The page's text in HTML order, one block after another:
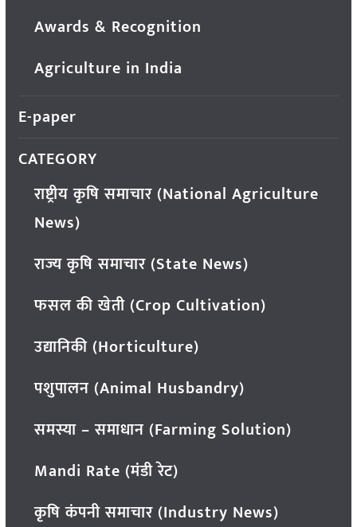
Awards & Recognition
Agriculture in India
E-paper
CATEGORY
राष्ट्रीय कृषि समाचार (National Agriculture
News)
राज्य कृषि समाचार (State News)
फसल की खेती (Crop Cultivation)
उद्यानिकी (Horticulture)
पशुपालन (Animal Husbandry)
समस्या – समाधान (Farming Solution)
Mandi Rate (मंडी रेट)
कृषि कंपनी समाचार (Industry News)